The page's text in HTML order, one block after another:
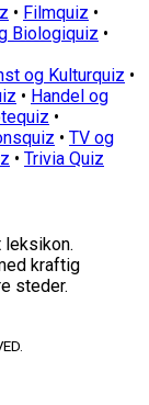
• Filmquiz •
Biologiquiz •
og Kulturquiz •
• Handel og
•
• TV og
• Trivia Quiz
leksikon.
kraftig
steder.